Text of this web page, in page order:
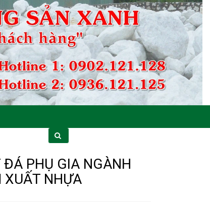
ĐÁ PHỤ GIA NGÀNH
XUẤT NHỰA